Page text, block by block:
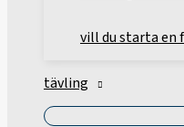
vill du starta en
tävling